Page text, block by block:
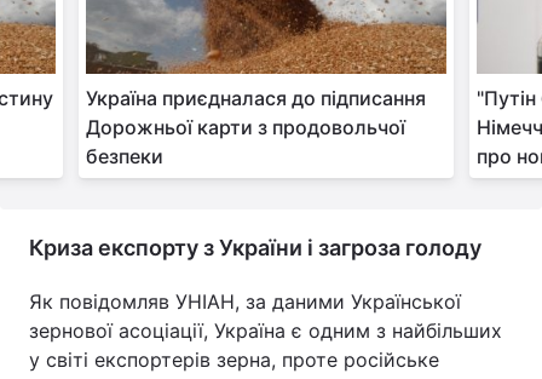
Тема оформлення
Україна приєдналася до підписання
Дорожньої карти з продовольчої
безпеки
про
Криза експорту з України і загроза голоду
Як повідомляв УНІАН, за даними Української
зернової асоціації, Україна є одним з найбільших
у світі експортерів зерна, проте російське